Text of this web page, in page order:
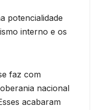
potencialidade
interno e os
faz com
nacional
acabaram